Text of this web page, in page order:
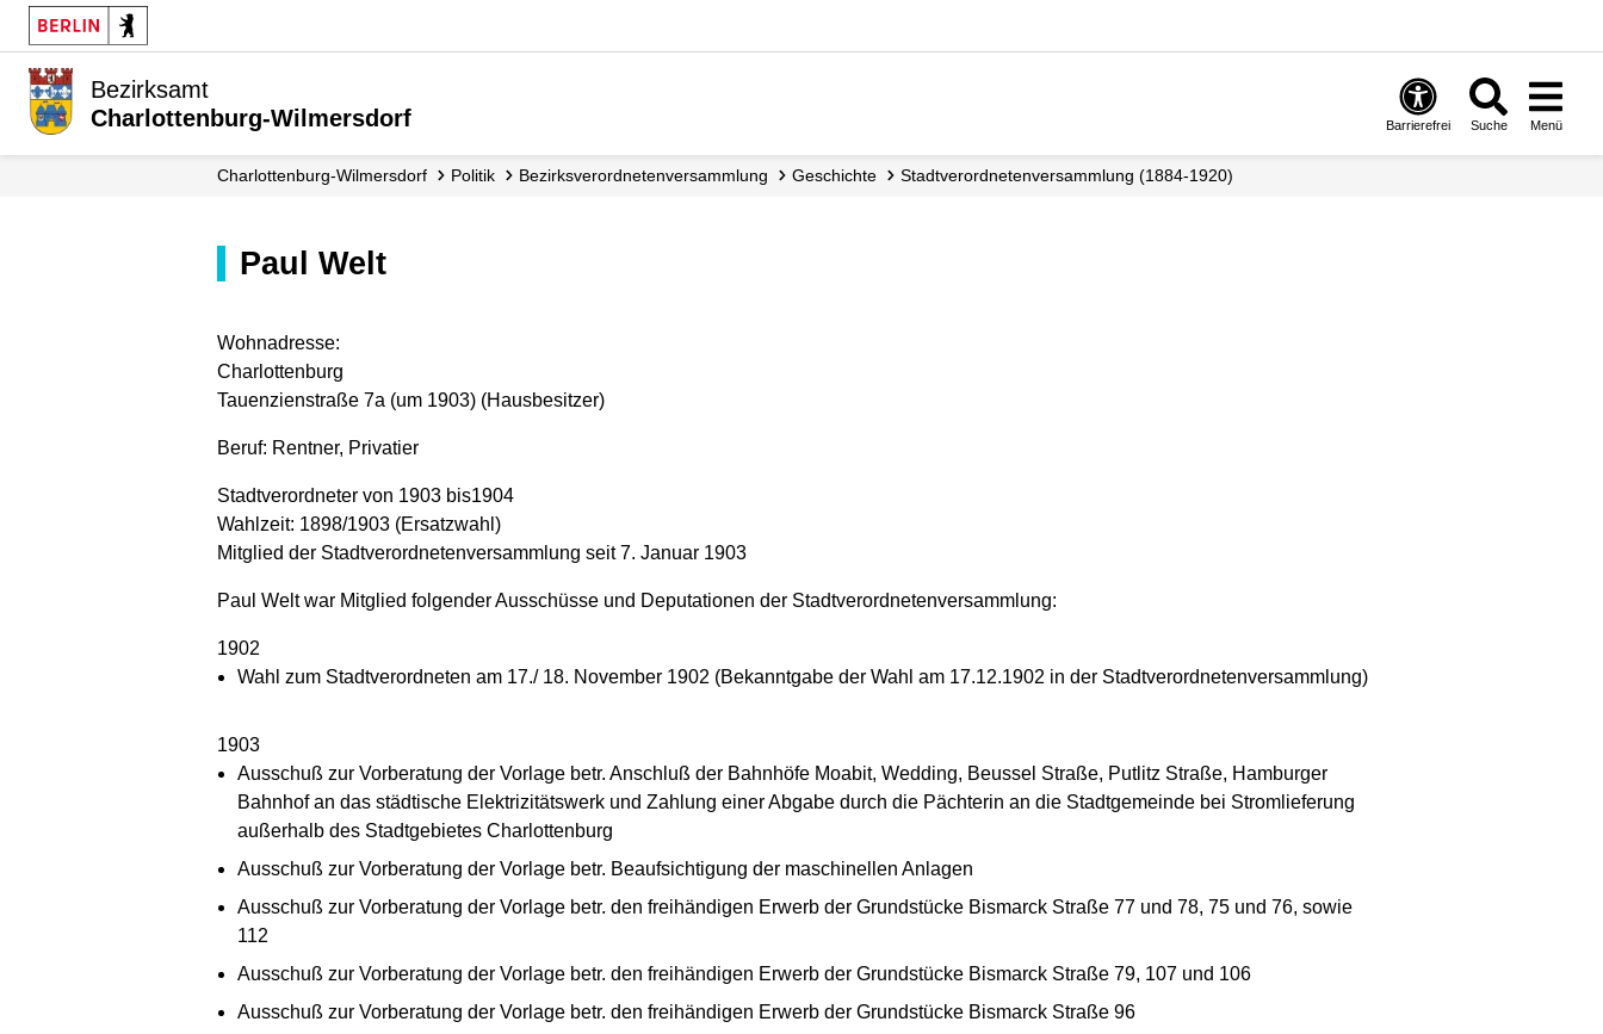
Bezirksamt
Charlottenburg-Wilmersdorf
Barrierefrei Suche Menü
Charlottenburg-Wilmersdorf Politik Bezirks­verordneten­versammlung Geschichte Stadtverordnetenversammlung (1884-1920)
Paul Welt
Wohnadresse:
Charlottenburg
Tauenzienstraße 7a (um 1903) (Hausbesitzer)
Beruf: Rentner, Privatier
Stadtverordneter von 1903 bis1904
Wahlzeit: 1898/1903 (Ersatzwahl)
Mitglied der Stadtverordnetenversammlung seit 7. Januar 1903
Paul Welt war Mitglied folgender Ausschüsse und Deputationen der Stadtverordnetenversammlung:
1902
Wahl zum Stadtverordneten am 17./ 18. November 1902 (Bekanntgabe der Wahl am 17.12.1902 in der Stadtverordnetenversammlung)
1903
Ausschuß zur Vorberatung der Vorlage betr. Anschluß der Bahnhöfe Moabit, Wedding, Beussel Straße, Putlitz Straße, Hamburger
Bahnhof an das städtische Elektrizitätswerk und Zahlung einer Abgabe durch die Pächterin an die Stadtgemeinde bei Stromlieferung
außerhalb des Stadtgebietes Charlottenburg
Ausschuß zur Vorberatung der Vorlage betr. Beaufsichtigung der maschinellen Anlagen
Ausschuß zur Vorberatung der Vorlage betr. den freihändigen Erwerb der Grundstücke Bismarck Straße 77 und 78, 75 und 76, sowie
112
Ausschuß zur Vorberatung der Vorlage betr. den freihändigen Erwerb der Grundstücke Bismarck Straße 79, 107 und 106
Ausschuß zur Vorberatung der Vorlage betr. den freihändigen Erwerb der Grundstücke Bismarck Straße 96